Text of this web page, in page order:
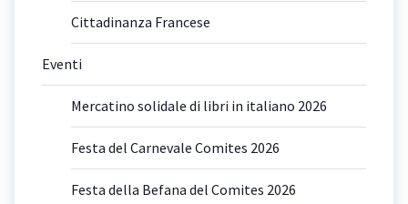
Cittadinanza Francese
Eventi
Mercatino solidale di libri in italiano 2026
Festa del Carnevale Comites 2026
Festa della Befana del Comites 2026